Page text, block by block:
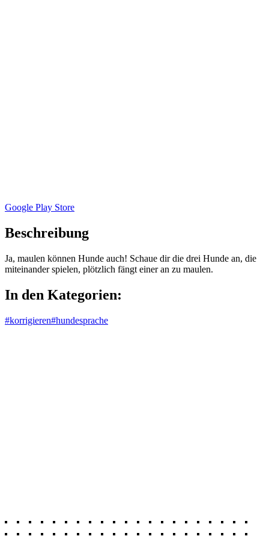
Google Play Store
Beschreibung
Ja, maulen können Hunde auch! Schaue dir die drei Hunde an, die
miteinander spielen, plötzlich fängt einer an zu maulen.
In den Kategorien:
#korrigieren#hundesprache